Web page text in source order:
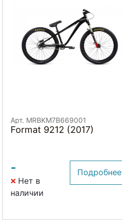
Арт. MRBKM7B669001
Format 9212 (2017)
-
Нет в
наличии
Подробнее